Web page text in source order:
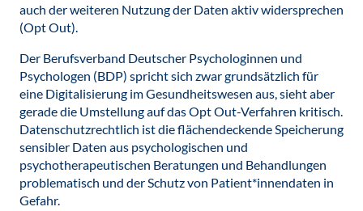
auch der weiteren Nutzung der Daten aktiv widersprechen
(Opt Out).
Der Berufsverband Deutscher Psychologinnen und
Psychologen (BDP) spricht sich zwar grundsätzlich für
eine Digitalisierung im Gesundheitswesen aus, sieht aber
gerade die Umstellung auf das Opt Out-Verfahren kritisch.
Datenschutzrechtlich ist die flächendeckende Speicherung
sensibler Daten aus psychologischen und
psychotherapeutischen Beratungen und Behandlungen
problematisch und der Schutz von Patient*innendaten in
Gefahr.